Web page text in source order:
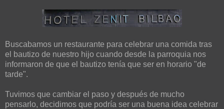
Buscabamos un restaurante para celebrar una comida tras
el bautizo de nuestro hijo cuando desde la parroquia nos
informaron de que el bautizo tenía que ser en horario "de
tarde".
Tuvimos que cambiar el paso y después de mucho
pensarlo, decidimos que podría ser una buena idea celebrar